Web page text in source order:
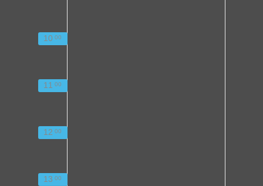
10 00
11 00
12 00
13 00